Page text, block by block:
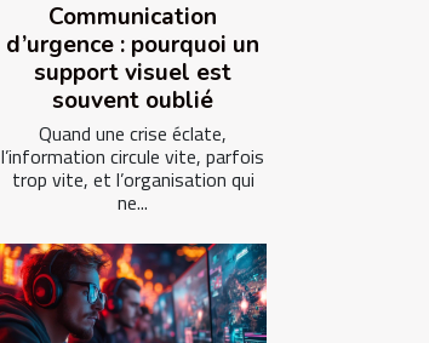
Communication
d’urgence : pourquoi un
support visuel est
souvent oublié
Quand une crise éclate,
l’information circule vite, parfois
trop vite, et l’organisation qui
ne...